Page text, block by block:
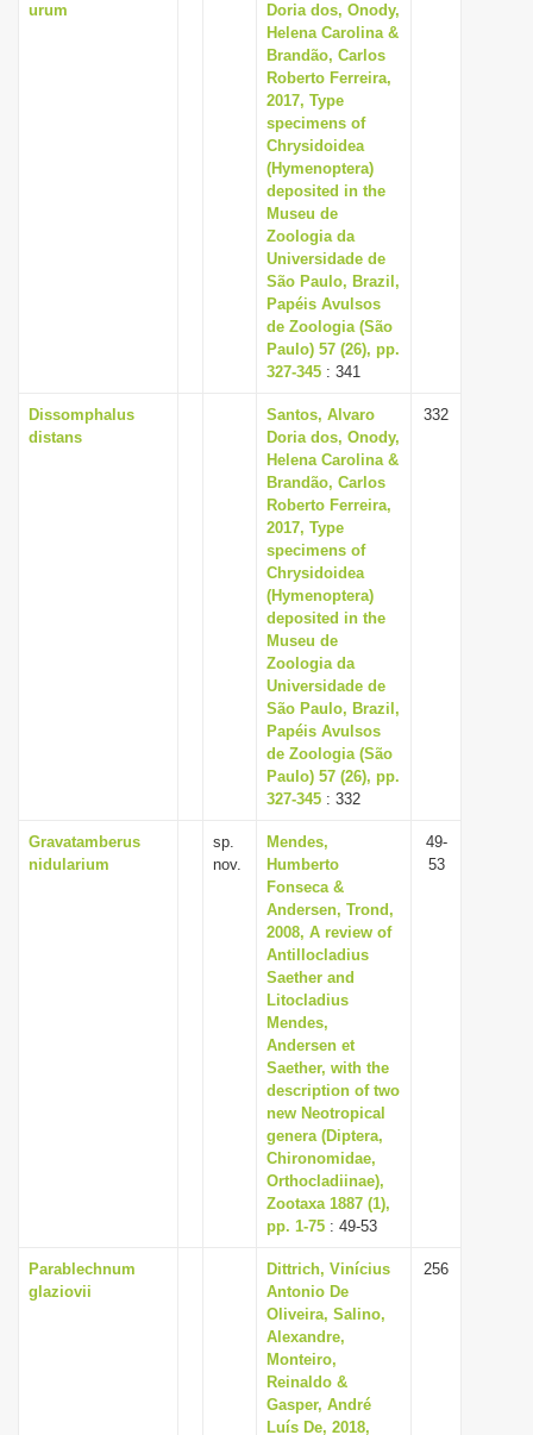
urum
Doria dos, Onody,
Helena Carolina &
Brandão, Carlos
Roberto Ferreira,
2017, Type
specimens of
Chrysidoidea
(Hymenoptera)
deposited in the
Museu de
Zoologia da
Universidade de
São Paulo, Brazil,
Papéis Avulsos
de Zoologia (São
Paulo) 57 (26), pp.
327-345 : 341
Dissomphalus
distans
Santos, Alvaro
Doria dos, Onody,
Helena Carolina &
Brandão, Carlos
Roberto Ferreira,
2017, Type
specimens of
Chrysidoidea
(Hymenoptera)
deposited in the
Museu de
Zoologia da
Universidade de
São Paulo, Brazil,
Papéis Avulsos
de Zoologia (São
Paulo) 57 (26), pp.
327-345 : 332
332
Gravatamberus
nidularium
sp.
nov.
Mendes,
Humberto
Fonseca &
Andersen, Trond,
2008, A review of
Antillocladius
Saether and
Litocladius
Mendes,
Andersen et
Saether, with the
description of two
new Neotropical
genera (Diptera,
Chironomidae,
Orthocladiinae),
Zootaxa 1887 (1),
pp. 1-75 : 49-53
49-
53
Parablechnum
glaziovii
Dittrich, Vinícius
Antonio De
Oliveira, Salino,
Alexandre,
Monteiro,
Reinaldo &
Gasper, André
Luís De, 2018,
256